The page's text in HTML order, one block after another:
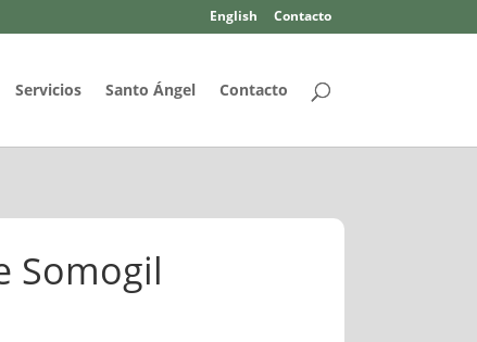
English Contacto
Servicios Santo Ángel Contacto
Somogil